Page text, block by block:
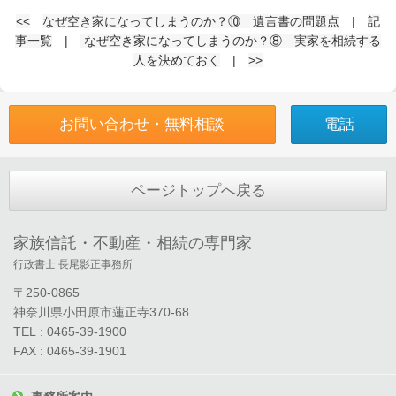
<< なぜ空き家になってしまうのか？⑩ 遺言書の問題点 | 記
事一覧 |
なぜ空き家になってしまうのか？⑧ 実家を相続する
人を決めておく
| >>
お問い合わせ・無料相談 電話
ページトップへ戻る
家族信託・不動産・相続の専門家
行政書士 長尾影正事務所
〒250-0865
神奈川県小田原市蓮正寺370-68
TEL : 0465-39-1900
FAX : 0465-39-1901